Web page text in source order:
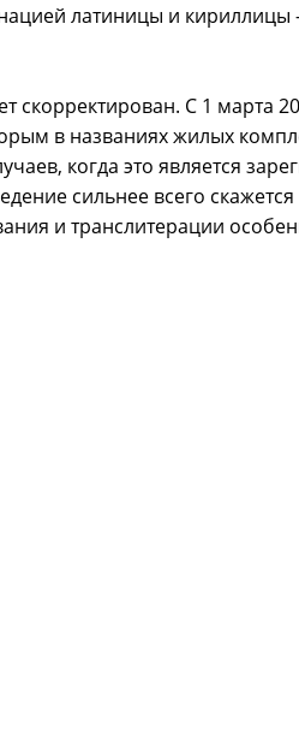
латиницы и кириллицы
скорректирован. С 1 марта
в названиях жилых
когда это является
сильнее всего скажется
и транслитерации